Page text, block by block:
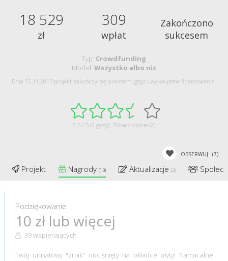
18 529
zł
309
wpłat
Zakończono
sukcesem
Typ: Crowdfunding
Model: Wszystko albo nic
Dnia 15.11.2017 projekt zakończył się sukcesem, gdyż uzyskał pełne finansowanie.
3.5 / 5 (2 głosy). Zobacz opinie (2)
OBSERWUJ (7)
Projekt Nagrody(13) Aktualizacje(2)
Podziękowanie
10 zł lub więcej
39 wspierających
Twój unikatowy "znak" odciśnięty na okładce płyty! Namacalne